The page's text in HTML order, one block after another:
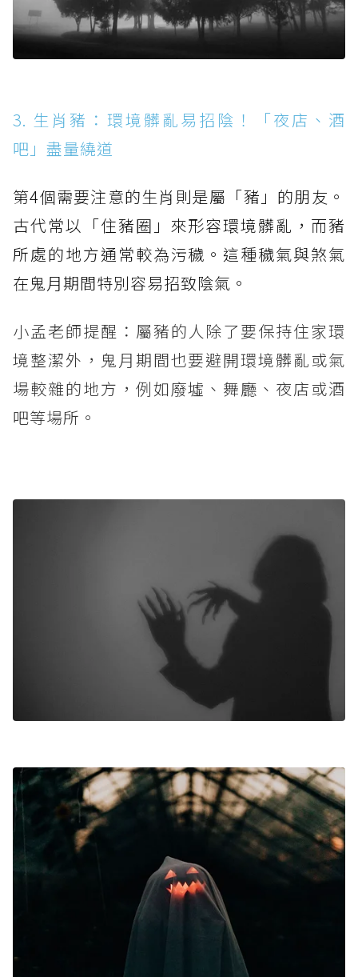
3. 生肖豬：環境髒亂易招陰！「夜店、酒
吧」盡量繞道
第4個需要注意的生肖則是屬「豬」的朋友。
古代常以「住豬圈」來形容環境髒亂，而豬
所處的地方通常較為污穢。這種穢氣與煞氣
在鬼月期間特別容易招致陰氣。
小孟老師提醒：屬豬的人除了要保持住家環
境整潔外，鬼月期間也要避開環境髒亂或氣
場較雜的地方，例如廢墟、舞廳、夜店或酒
吧等場所。